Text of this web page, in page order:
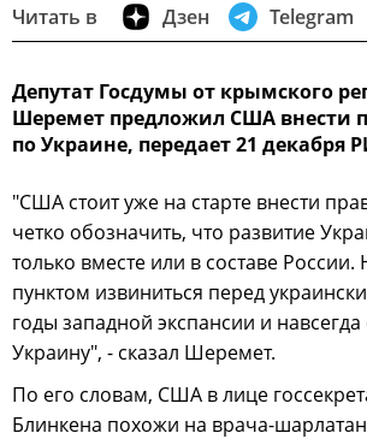
Читать в Дзен Telegram
Депутат Госдумы от крымского
Шеремет предложил США внести
по Украине, передает 21 декабря
"США стоит уже на старте внести
четко обозначить, что развитие
только вместе или в составе России.
пунктом извиниться перед
годы западной экспансии и навсегда
Украину", - сказал Шеремет.
По его словам, США в лице
Блинкена похожи на врача-